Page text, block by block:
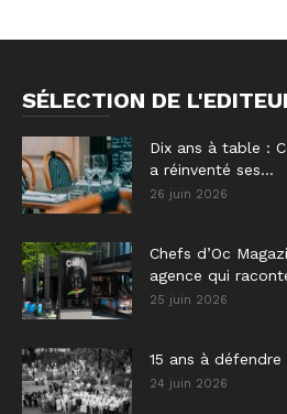
SÉLECTION DE
Dix ans à table :
a réinventé ses...
26 juin 2026
Chefs d’Oc
agence qui
25 juin 2026
15 ans à
24 juin 2026